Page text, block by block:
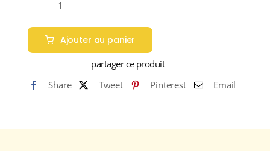
quantité
de
GLENKINCHIE
Distillers
43%
WHISKY
Ajouter au panier
partager ce produit
Share
Tweet Pinterest Email